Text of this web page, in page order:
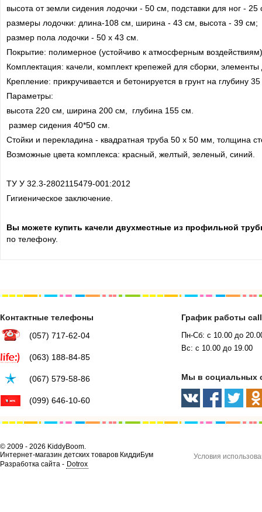
высота от земли сидения лодочки - 50 см, подставки для ног - 25
размеры лодочки: длина-108 см, ширина - 43 см, высота - 39
размер пола лодочки - 50 х 43 см.
Покрытие: полимерное (устойчиво к атмосферным
Комплектация: качели, комплект крепежей для сборки,
Крепление: прикручивается и бетонируется в грунт на глубину
Параметры:
высота 220 см, ширина 200 см, глубина 155 см.
размер сидения 40*50 см.
Стойки и перекладина - квадратная труба 50 х 50 мм, толщина
Возможные цвета комплекса: красный, желтый, зеленый, синий.
ТУ У 32.3-2802115479-001:2012
Гигиеническое заключение.
Вы можете купить качели двухместные из профильной
по телефону.
Контактные телефоны
(057) 717-62-04
(063) 188-84-85
(067) 579-58-86
(099) 646-10-60
График работы
Пн-Сб: с 10.00 до
Вс: с 10.00 до 19.00
Мы в социальных
© 2009 - 2026 KiddyBoom.
Интернет-магазин детских товаров КиддиБум
Разработка сайта - Dotrox
Условия